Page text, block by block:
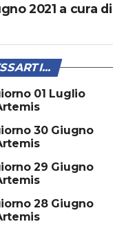
2021 a cura di
01 Luglio
30 Giugno
29 Giugno
28 Giugno